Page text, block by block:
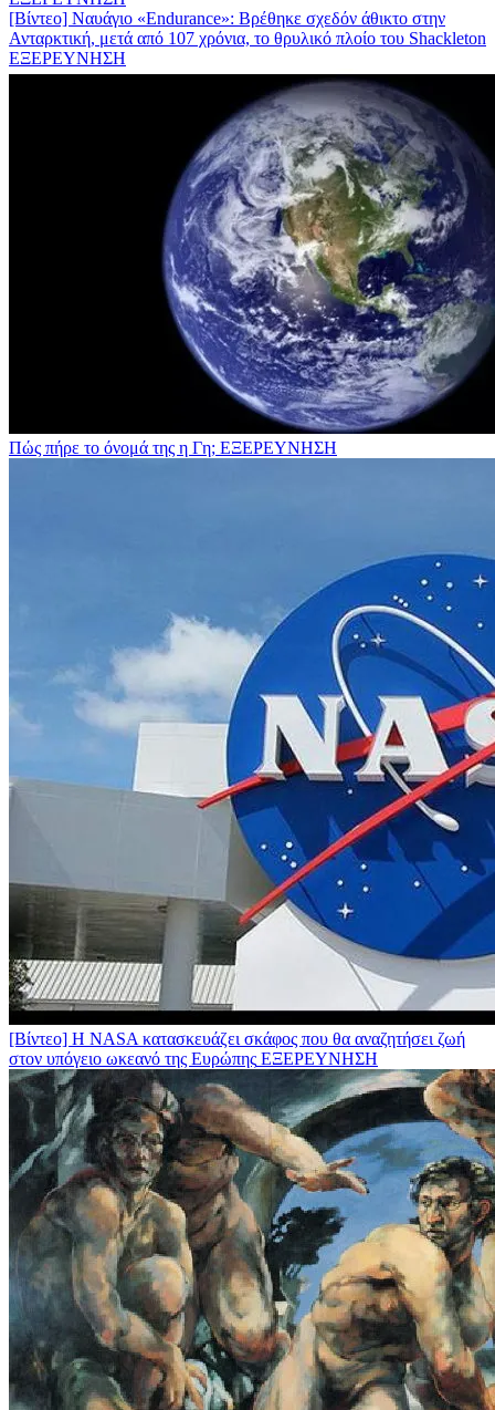
[Βίντεο] Ναυάγιο «Endurance»: Βρέθηκε σχεδόν άθικτο στην
Ανταρκτική, μετά από 107 χρόνια, το θρυλικό πλοίο του Shackleton
ΕΞΕΡΕΥΝΗΣΗ
Πώς πήρε το όνομά της η Γη; ΕΞΕΡΕΥΝΗΣΗ
[Βίντεο] Η NASA κατασκευάζει σκάφος που θα αναζητήσει ζωή
στον υπόγειο ωκεανό της Ευρώπης ΕΞΕΡΕΥΝΗΣΗ